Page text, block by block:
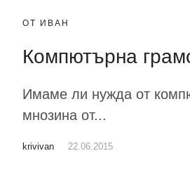
ОТ ИВАН
Компютърна
Имаме ли нужда от
мнозина от...
krivivan 22.06.2015